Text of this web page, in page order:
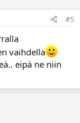
#5
vaihdella
eipä ne niin